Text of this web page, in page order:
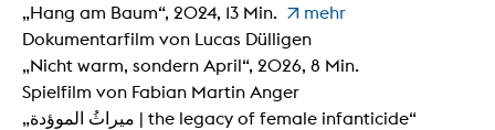
„Hang am Baum“, 2024, 13 Min.
mehr
Dokumentarfilm von Lucas Dülligen
„Nicht warm, sondern April“, 2026, 8 Min.
Spielfilm von Fabian Martin Anger
„ميراثُ الموؤدة | the legacy of female infanticide“